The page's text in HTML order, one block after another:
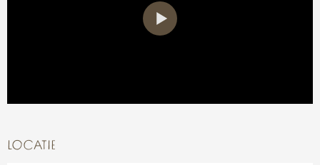
LOCATIE